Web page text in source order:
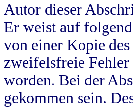
Autor dieser
Er weist auf
von einer Kopie
zweifelsfreie
worden. Bei der
gekommen sein.